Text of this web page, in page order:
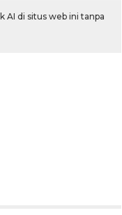
di situs web ini tanpa